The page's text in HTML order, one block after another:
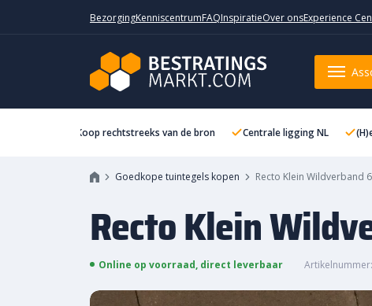
BezorgingKenniscentrumFAQInspiratieOver onsExperience
Koop rechtstreeks van de bron Centrale ligging NL
Goedkope tuintegels kopen Recto Klein Wildverband
Recto Klein
Online op voorraad, direct leverbaar
Recto Klein Wildverband 6 cm Paris